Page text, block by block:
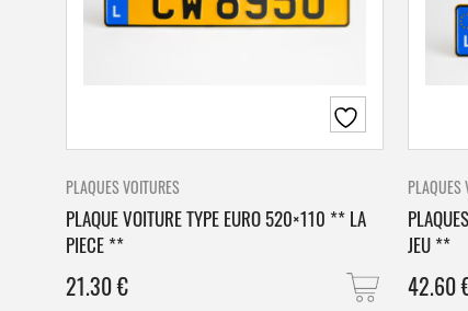
PLAQUES VOITURES
PLAQUE VOITURE TYPE EURO 520×110 ** LA
PIECE **
21.30€
PLAQUES
JEU **
42.60